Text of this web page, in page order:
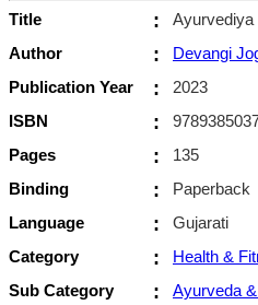
Title :
Ayurvediya
Author
:
Devangi
Publication Year
:
2023
ISBN
:
Pages
:
135
Binding
:
Paperback
Language
:
Gujarati
Category
:
Health &
Sub Category
: Ayurveda